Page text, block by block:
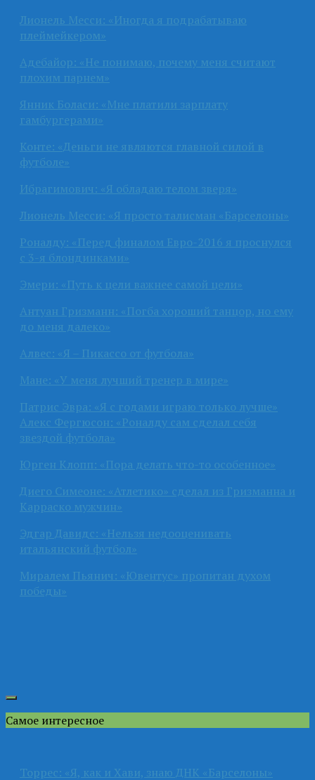
Лионель Месси: «Иногда я подрабатываю
плеймейкером»
Адебайор: «Не понимаю, почему меня считают
плохим парнем»
Янник Боласи: «Мне платили зарплату
гамбургерами»
Конте: «Деньги не являются главной силой в
футболе»
Ибрагимович: «Я обладаю телом зверя»
Лионель Месси: «Я просто талисман «Барселоны»
Роналду: «Перед финалом Евро-2016 я проснулся
с 3-я блондинками»
Эмери: «Путь к цели важнее самой цели»
Антуан Гризманн: «Погба хороший танцор, но ему
до меня далеко»
Алвес: «Я – Пикассо от футбола»
Мане: «У меня лучший тренер в мире»
Патрис Эвра: «Я с годами играю только лучше»
Алекс Фергюсон: «Роналду сам сделал себя
звездой футбола»
Юрген Клопп: «Пора делать что-то особенное»
Диего Симеоне: «Атлетико» сделал из Гризманна и
Карраско мужчин»
Эдгар Давидс: «Нельзя недооценивать
итальянский футбол»
Миралем Пьянич: «Ювентус» пропитан духом
победы»
Самое интересное
Торрес: «Я, как и Хави, знаю ДНК «Барселоны»